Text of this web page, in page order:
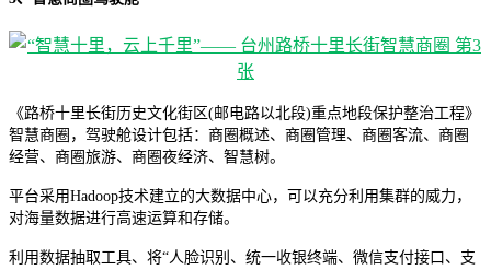
《路桥十里长街历史文化街区(邮电路以北段)重点地段保护整治工程》
智慧商圈，驾驶舱设计包括：商圈概述、商圈管理、商圈客流、商圈
经营、商圈旅游、商圈夜经济、智慧树。
平台采用Hadoop技术建立的大数据中心，可以充分利用集群的威力，
对海量数据进行高速运算和存储。
利用数据抽取工具、将“人脸识别、统一收银终端、微信支付接口、支